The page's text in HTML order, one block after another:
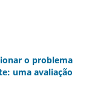
o problema
uma avaliação